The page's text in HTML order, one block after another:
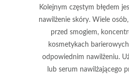
Kolejnym częstym błędem
nawilżenieskóry. Wiele
przed smogiem,
kosmetykach
odpowiednim nawilżeniu.
lub serum nawilżającego